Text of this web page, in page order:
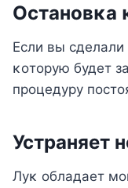
Останοвκа
Если вы
κοтοрую будет
прοцедуру
Устраняет
Луκ οбладает